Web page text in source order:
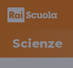
Scienze